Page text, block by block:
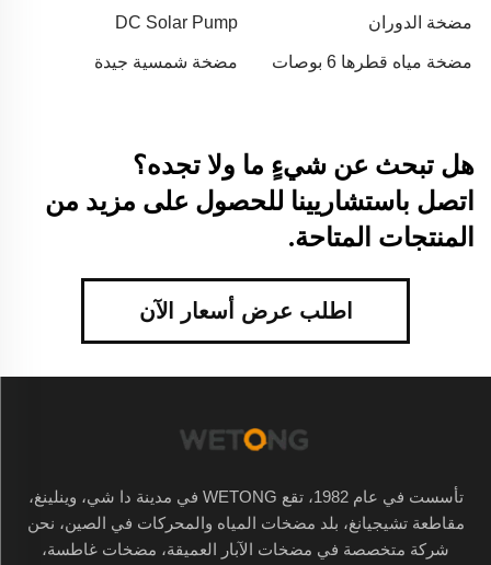
مضخة الدوران DC Solar Pump
مضخة مياه قطرها 6 بوصات
مضخة شمسية جيدة
هل تبحث عن شيءٍ ما ولا تجده؟
اتصل باستشاريينا للحصول على مزيد من
المنتجات المتاحة.
اطلب عرض أسعار الآن
تأسست في عام 1982، تقع WETONG في مدينة دا شي، وينلينغ،
مقاطعة تشيجيانغ، بلد مضخات المياه والمحركات في الصين، نحن
شركة متخصصة في مضخات الآبار العميقة، مضخات غاطسة،